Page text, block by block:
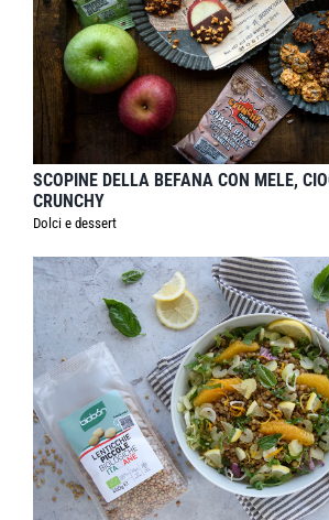
SCOPINE DELLA BEFANA CON MELE,
CRUNCHY
Dolci e dessert